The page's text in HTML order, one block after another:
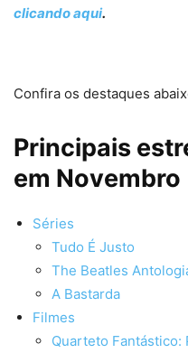
clicando aqui.
Confira os destaques
Principais
em Novembro
Séries
Tudo É Justo
The Beatles
A Bastarda
Filmes
Quarteto Fantástico: